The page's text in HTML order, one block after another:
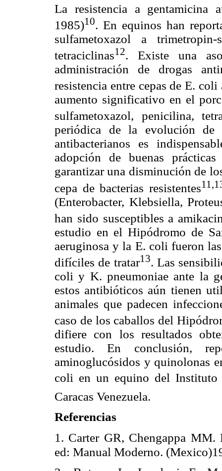
La resistencia a gentamicina
1985)10. En equinos han
sulfametoxazol a
tetraciclinas12. Existe una
administración de drogas
resistencia entre cepas de E.
aumento significativo en el
sulfametoxazol, penicilina,
periódica de la evolución de
antibacterianos es
adopción de buenas
garantizar una disminución de
cepa de bacterias resistentes
(Enterobacter, Klebsiella,
han sido susceptibles a
estudio en el Hipódromo de
aeruginosa y la E. coli fueron
difíciles de tratar13. Las
coli y K. pneumoniae ante la
estos antibióticos aún tienen
animales que padecen
caso de los caballos del
difiere con los resultados
estudio. En conclusión,
aminoglucósidos y quinolonas
coli en un equino del Instituto
Caracas Venezuela.
Referencias
1. Carter GR, Chengappa
ed: Manual Moderno.